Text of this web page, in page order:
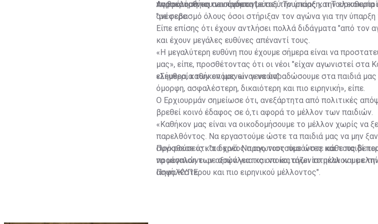
παρακαταθήκη που άφησαν".
τη βούλησή του να προστατεύσει την ύπαρξη, την ελευθερία
ανέφερε
Αναφερόμενος σε σύνδεση μεταξύ Τουρκίας και
"με σεβασμό όλους όσοι στήριξαν τον αγώνα για την ύπαρξη
Είπε επίσης ότι έχουν αντλήσει πολλά διδάγματα "από
και έχουν μεγάλες ευθύνες απέναντί τους.
«Η μεγαλύτερη ευθύνη που έχουμε σήμερα είναι να
μας», είπε, προσθέτοντας ότι οι νέοι "είχαν αγωνιστεί στα
ελευθερία των επόμενων γενεών".
«Σήμερα, καθήκον μας είναι να παραδώσουμε στα παιδιά
όμορφη, ασφαλέστερη, δικαιότερη και πιο ειρηνική», είπε.
Ο Ερχιουρμάν σημείωσε ότι, ανεξάρτητα από πολιτικές
βρεθεί κοινό έδαφος σε ό,τι αφορά το μέλλον των παιδιών.
«Καθήκον μας είναι να οικοδομήσουμε το μέλλον χωρίς να
παρελθόντος. Να εργαστούμε ώστε τα παιδιά μας να μην
συγκρούσεις και δεινά. Να αγωνιστούμε ώστε κάθε παιδί
να μεγαλώνει με ασφάλεια και να κοιτάζει το μέλλον με
Πρόσθεσε ότι "το χρέος προς τους πεσόντες και τους
προάσπιση των αξιών για τις οποίες αγωνίστηκαν και με
ασφαλέστερου και πιο ειρηνικού μέλλοντος".
Πηγή: ΚΥΠΕ